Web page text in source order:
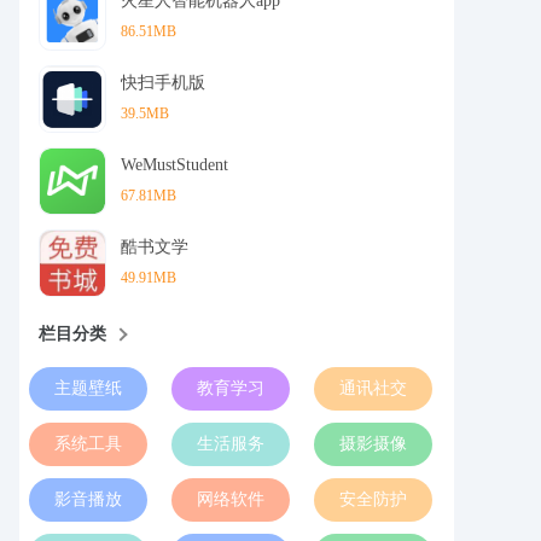
86.51MB
快扫手机版
39.5MB
WeMustStudent
67.81MB
酷书文学
49.91MB
栏目分类
主题壁纸 教育学习 通讯社交
系统工具 生活服务 摄影摄像
影音播放 网络软件 安全防护